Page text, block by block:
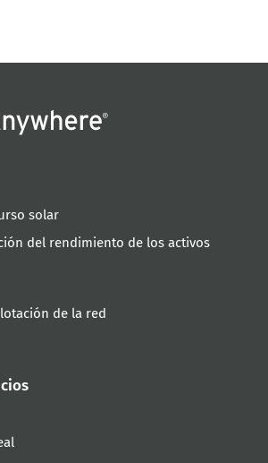
solar
del rendimiento de los activos
de la red